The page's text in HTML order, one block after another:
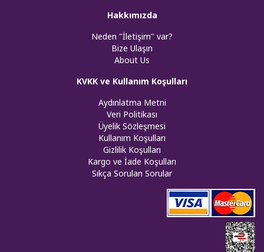
Hakkımızda
Neden "İletişim" var?
Bize Ulaşın
About Us
KVKK ve Kullanım Koşulları
Aydınlatma Metni
Veri Politikası
Üyelik Sözleşmesi
Kullanım Koşulları
Gizlilik Koşulları
Kargo ve İade Koşulları
Sıkça Sorulan Sorular